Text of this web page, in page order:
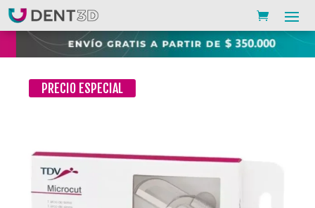
PRECIO ESPECIAL